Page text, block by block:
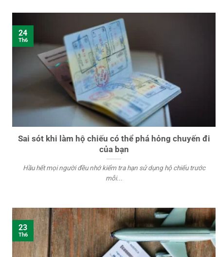
Sai sót khi làm hộ chiếu có thể phá hỏng chuyến đi
của bạn
Hầu hết mọi người đều nhớ kiểm tra hạn sử dụng hộ chiếu trước
mỗi...
24
Th6
23
Th6